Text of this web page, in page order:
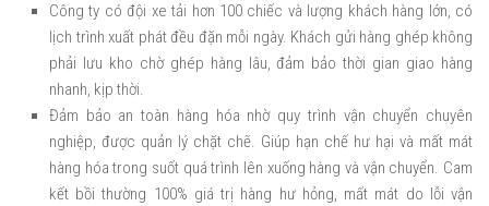
Công ty có đội xe tải hơn 100 chiếc và lượng khách hàng lớn, có
lịch trình xuất phát đều đặn mỗi ngày. Khách gửi hàng ghép không
phải lưu kho chờ ghép hàng lâu, đảm bảo thời gian giao hàng
nhanh, kịp thời.
Đảm bảo an toàn hàng hóa nhờ quy trình vận chuyển chuyên
nghiệp, được quản lý chặt chẽ. Giúp hạn chế hư hại và mất mát
hàng hóa trong suốt quá trình lên xuống hàng và vận chuyển. Cam
kết bồi thường 100% giá trị hàng hư hỏng, mất mát do lỗi vận